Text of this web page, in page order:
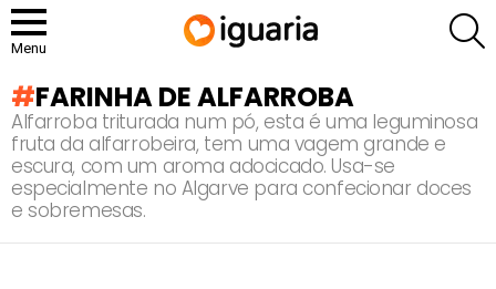
Menu
FARINHA DE ALFARROBA
Alfarroba triturada num pó, esta é uma leguminosa
fruta da alfarrobeira, tem uma vagem grande e
escura, com um aroma adocicado. Usa-se
especialmente no Algarve para confecionar doces
e sobremesas.